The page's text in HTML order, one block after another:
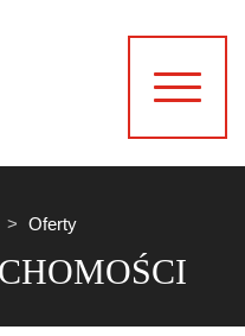
Oferty